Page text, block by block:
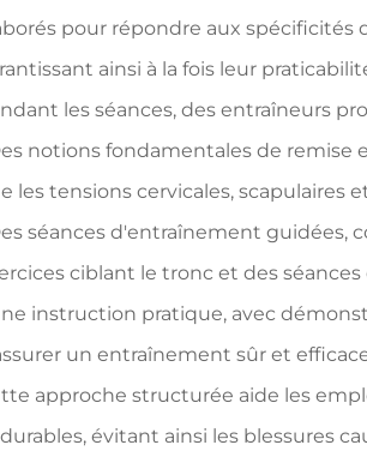
pour répondre aux
ainsi à la fois leur
les séances, des entraîneurs
notions fondamentales de
les tensions cervicales, scapulaires
séances d'entraînement guidées,
ciblant le tronc et des
instruction pratique, avec
un entraînement sûr et
approche structurée aide les
évitant ainsi les blessures